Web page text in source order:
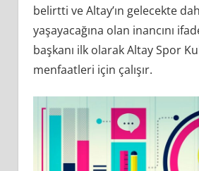
belirtti ve Altay’ın gelecekte
yaşayacağına olan inancını
başkanı ilk olarak Altay Spor
menfaatleri için çalışır.